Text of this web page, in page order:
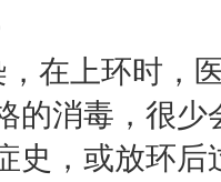
在上环时，
的消毒，很
史，或放环